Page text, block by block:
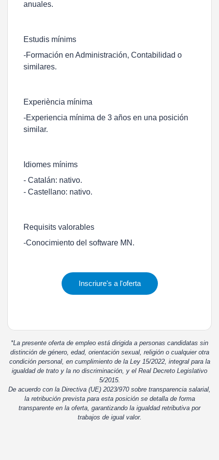
anuales.
Estudis mínims
-Formación en Administración, Contabilidad o
similares.
Experiència mínima
-Experiencia mínima de 3 años en una posición
similar.
Idiomes mínims
- Catalán: nativo.
- Castellano: nativo.
Requisits valorables
-Conocimiento del software MN.
Inscriure's a l'oferta
*La presente oferta de empleo está dirigida a personas candidatas sin
distinción de género, edad, orientación sexual, religión o cualquier otra
condición personal, en cumplimiento de la Ley 15/2022, integral para la
igualdad de trato y la no discriminación, y el Real Decreto Legislativo
5/2015.
De acuerdo con la Directiva (UE) 2023/970 sobre transparencia salarial,
la retribución prevista para esta posición se detalla de forma
transparente en la oferta, garantizando la igualdad retributiva por
trabajos de igual valor.